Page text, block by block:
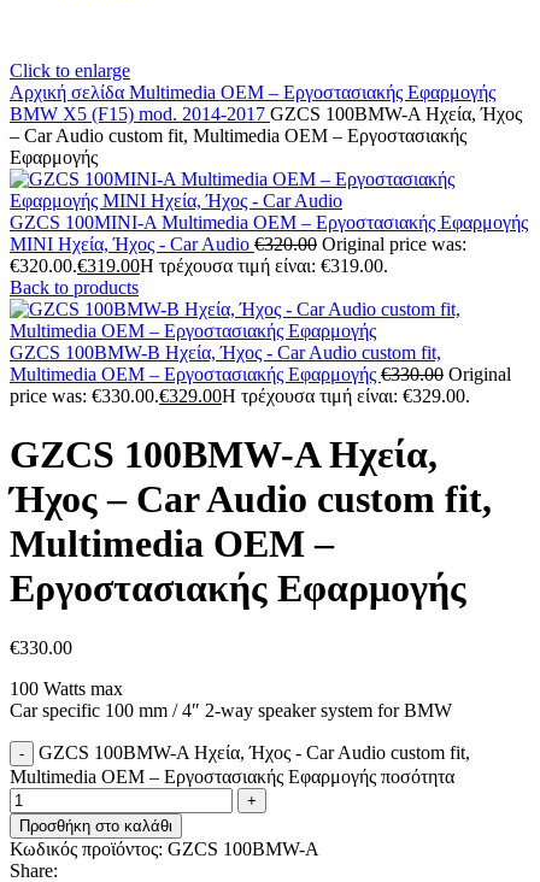
Click to enlarge
Αρχική σελίδα Multimedia OEM – Εργοστασιακής Εφαρμογής
BMW X5 (F15) mod. 2014-2017 GZCS 100BMW-A Ηχεία, Ήχος
– Car Audio custom fit, Multimedia OEM – Εργοστασιακής
Εφαρμογής
GZCS 100MINI-A Multimedia OEM – Εργοστασιακής Εφαρμογής
MINI Ηχεία, Ήχος - Car Audio €320.00 Original price was:
€320.00.€319.00Η τρέχουσα τιμή είναι: €319.00.
Back to products
GZCS 100BMW-B Ηχεία, Ήχος - Car Audio custom fit,
Multimedia OEM – Εργοστασιακής Εφαρμογής €330.00 Original
price was: €330.00.€329.00Η τρέχουσα τιμή είναι: €329.00.
GZCS 100BMW-A Ηχεία,
Ήχος – Car Audio custom fit,
Multimedia OEM –
Εργοστασιακής Εφαρμογής
€330.00
100 Watts max
Car specific 100 mm / 4″ 2-way speaker system for BMW
GZCS 100BMW-A Ηχεία, Ήχος - Car Audio custom fit,
Multimedia OEM – Εργοστασιακής Εφαρμογής ποσότητα
Προσθήκη στο καλάθι
Κωδικός προϊόντος: GZCS 100BMW-A
Share: